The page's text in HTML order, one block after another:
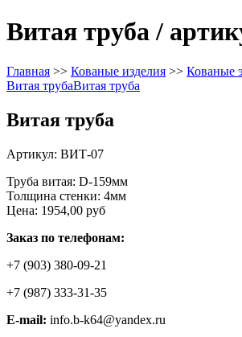
Витая труба /
Главная >> Кованые изделия >> Кованые
Витая трубаВитая труба
Витая труба
Артикул: ВИТ-07
Труба витая: D-159мм
Толщина стенки: 4мм
Цена: 1954,00 руб
Заказ по телефонам:
+7 (903) 380-09-21
+7 (987) 333-31-35
E-mail: info.b-k64@yandex.ru